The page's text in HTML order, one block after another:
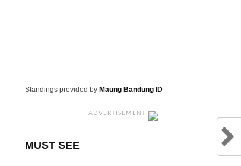
Standings provided by Maung Bandung ID
ADVERTISEMENT
MUST SEE